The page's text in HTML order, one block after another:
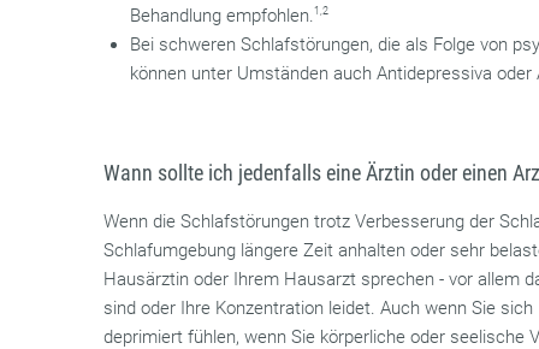
Behandlung empfohlen.1,2
Bei schweren Schlafstörungen, die als Folge von
können unter Umständen auch Antidepressiva
Wann sollte ich jedenfalls eine Ärztin oder einen
Wenn die Schlafstörungen trotz Verbesserung der
Schlafumgebung längere Zeit anhalten oder sehr
Hausärztin oder Ihrem Hausarzt sprechen - vor allem
sind oder Ihre Konzentration leidet. Auch wenn Sie
deprimiert fühlen, wenn Sie körperliche oder seelische